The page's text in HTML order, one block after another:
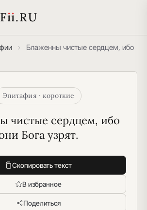
ii.RU
›
Блаженны чистые сердцем, ибо
Эпитафия · короткие
чистые сердцем, ибо
Бога узрят.
Скопировать текст
В избранное
Поделиться